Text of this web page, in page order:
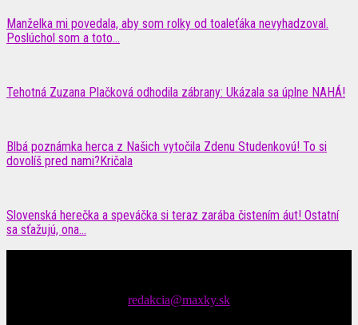
Manželka mi povedala, aby som rolky od toaleťáka nevyhadzoval.
Poslúchol som a toto...
Tehotná Zuzana Plačková odhodila zábrany: Ukázala sa úplne NAHÁ!
Blbá poznámka herca z Našich vytočila Zdenu Studenkovú! To si
dovolíš pred nami?Kričala
Slovenská herečka a speváčka si teraz zarába čistením áut! Ostatní
sa sťažujú, ona...
redakcia@maxky.sk